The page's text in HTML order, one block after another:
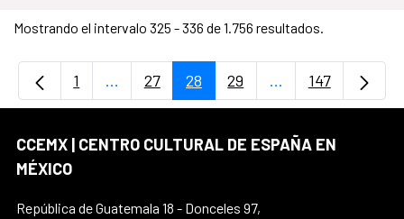
Mostrando el intervalo 325 - 336 de 1.756 resultados.
Página
1 ...Páginas intermedias Use TAB para
Página
27 Página
28 Página
29 ...PáginasPágina
147
CCEMX | CENTRO CULTURAL DE ESPAÑA EN
MÉXICO
República de Guatemala 18 - Donceles 97,